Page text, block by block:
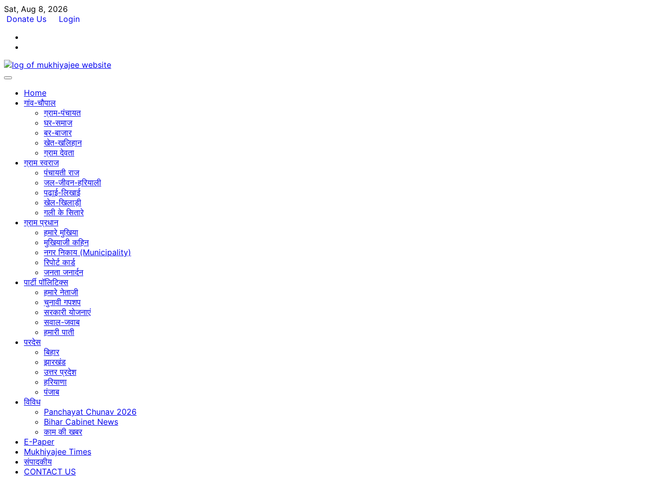
Skip
to
Sat, Aug 8, 2026
Donate Us
Login
Home
गांव-चौपाल
ग्राम-पंचायत
घर-समाज
बर-बाजार
खेत-खलिहान
ग्राम देवता
ग्राम स्वराज
पंचायती राज
जल-जीवन-हरियाली
पढ़ाई-लिखाई
खेल-खिलाड़ी
गली के सितारे
ग्राम प्रधान
हमारे मुखिया
मुखियाजी कहिन
नगर निकाय (Municipality)
रिपोर्ट कार्ड
जनता जनार्दन
पार्टी पॉलिटिक्स
हमारे नेताजी
चुनावी गपशप
सरकारी योजनाएं
सवाल-जवाब
हमारी पाती
परदेस
बिहार
झारखंड
उत्तर प्रदेश
हरियाणा
पंजाब
विविध
Panchayat Chunav 2026
Bihar Cabinet News
काम की खबर
E-Paper
Mukhiyajee Times
संपादकीय
CONTACT US